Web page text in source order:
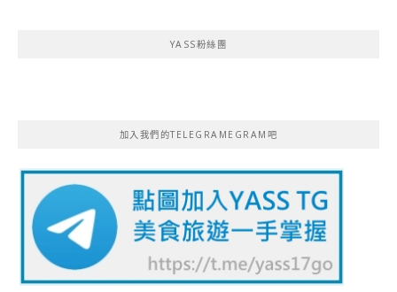
YASS粉絲團
加入我們的TELEGRAMEGRAM吧